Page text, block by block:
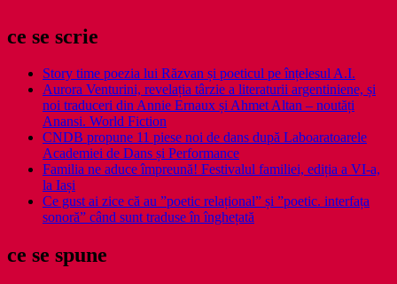
ce se scrie
Story time poezia lui Răzvan și poeticul pe înțelesul A.I.
Aurora Venturini, revelația târzie a literaturii argentiniene, și
noi traduceri din Annie Ernaux și Ahmet Altan – noutăți
Anansi. World Fiction
CNDB propune 11 piese noi de dans după Laboaratoarele
Academiei de Dans și Performance
Familia ne aduce împreună! Festivalul familiei, ediția a VI-a,
la Iași
Ce gust ai zice că au ”poetic relațional” și ”poetic. interfața
sonoră” când sunt traduse în înghețată
ce se spune